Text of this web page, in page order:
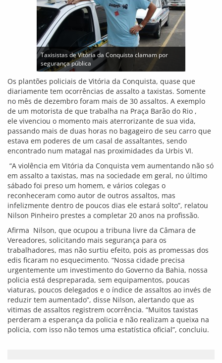
Taxisistas de Vitória da Conquista clamam por
segurança pública
Os plantões policiais de Vitória da Conquista, quase que
diariamente tem ocorrências de assalto a taxistas. Somente
no mês de dezembro foram mais de 30 assaltos. A exemplo
de um motorista de que trabalha na Praça Barão do Rio ,
ele vivenciou o momento mais aterrorizante de sua vida,
passando mais de duas horas no bagageiro de seu carro que
estava em poderes de um casal de assaltantes, sendo
encontrado num matagal nas proximidades da Urbis VI.
“A violência em Vitória da Conquista vem aumentando não só
em assalto a taxistas, mas na sociedade em geral, no último
sábado foi preso um homem, e vários colegas o
reconheceram como autor de outros assaltos, mas
infelizmente dentro de poucos dias ele estará solto”, relatou
Nilson Pinheiro prestes a completar 20 anos na profissão.
Afirma Nilson, que ocupou a tribuna livre da Câmara de
Vereadores, solicitando mais segurança para os
trabalhadores, mas não surtiu efeito, pois as promessas dos
edis ficaram no esquecimento. “Nossa cidade precisa
urgentemente um investimento do Governo da Bahia, nossa
policia está despreparada, sem equipamentos, poucas
viaturas, poucos delegados e o índice de assaltos ao invés de
reduzir tem aumentado”, disse Nilson, alertando que as
vitimas de assaltos registrem ocorrência. “Muitos taxistas
perderam a esperança da policia e não realizam a queixa na
policia, com isso não temos uma estatística oficial”, concluiu.